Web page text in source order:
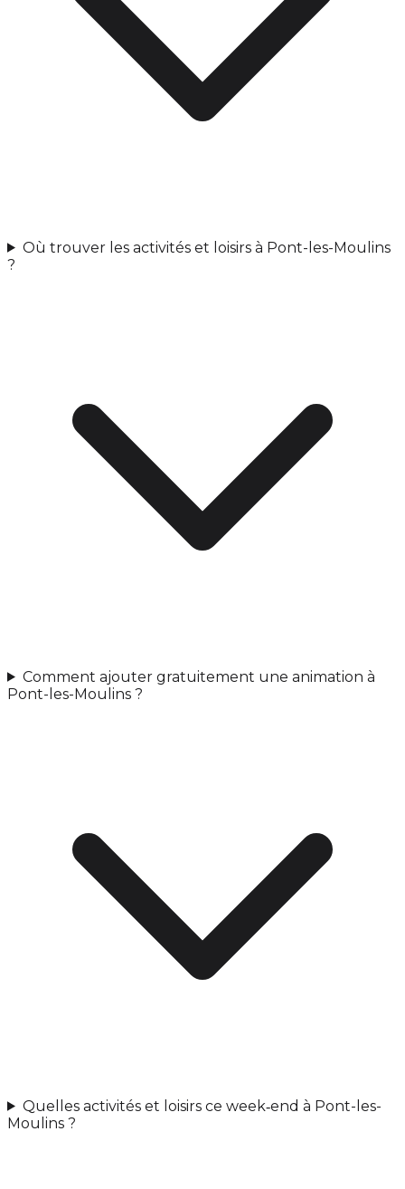
Où trouver les activités et loisirs à Pont-les-Moulins
?
Comment ajouter gratuitement une animation à
Pont-les-Moulins ?
Quelles activités et loisirs ce week‑end à Pont-les-
Moulins ?